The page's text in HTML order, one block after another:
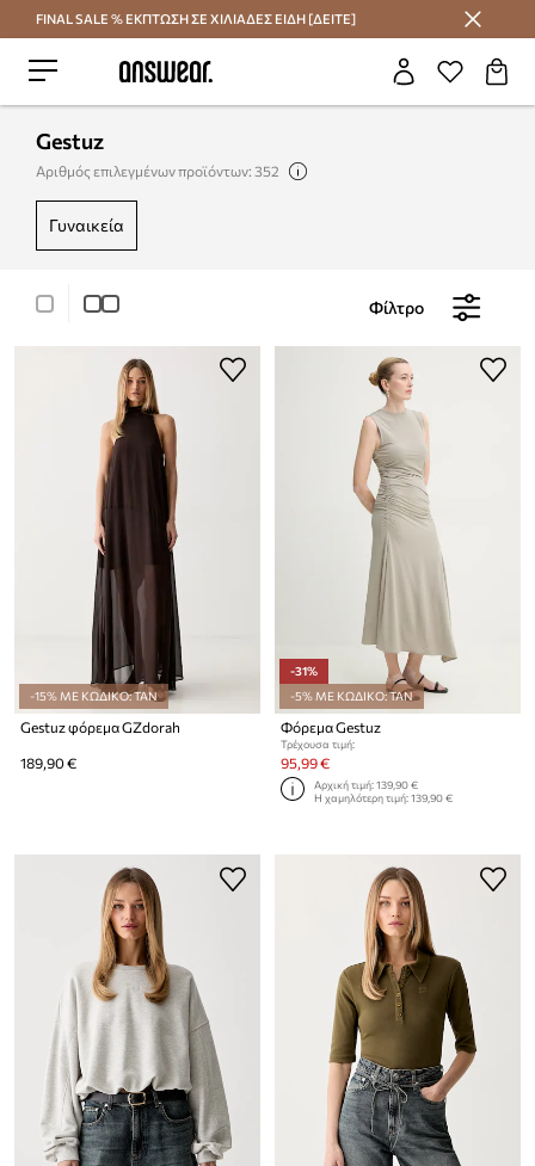
Εξοικονομήστε με το Answear Club
FINAL SALE % ΕΚΠΤΩΣΗ ΣΕ ΧΙΛΙΑΔΕΣ ΕΙΔΗ [ΔΕΙΤΕ]
Gestuz
Αριθμός επιλεγμένων προϊόντων: 352
γυναικεία
Φίλτρο
-15% ΜΕ ΚΩΔΙΚΟ: TAN
Gestuz φόρεμα GZdorah
189,90 €
-31%
-5% ΜΕ ΚΩΔΙΚΟ: TAN
Φόρεμα Gestuz
Τρέχουσα τιμή:
95,99 €
Αρχική τιμή:139,90 €
Η χαμηλότερη τιμή:139,90 €